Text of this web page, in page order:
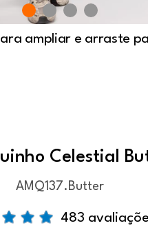
ampliar e arraste
Celestial
AMQ137.Butter
483